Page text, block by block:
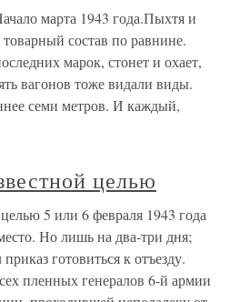
марта 1943 года.Пыхтя и
состав по равнине.
марок, стонет и охает,
вагонов тоже видали виды.
семи метров. И каждый,
целью
5 или 6 февраля 1943 года
Но лишь на два-три дня;
готовиться к отъезду.
пленных генералов 6-й армии